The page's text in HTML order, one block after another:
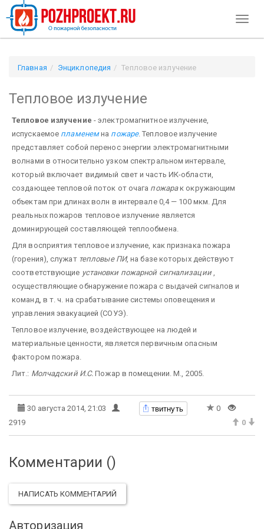
Главная Энциклопедия Тепловое излучение
Тепловое излучение
Тепловое излучение - электромагнитное излучение,
испускаемое пламенемна пожаре. Тепловое излучение
представляет собой перенос энергии электромагнитными
волнами в относительно узком спектральном интервале,
который включает видимый свет и часть ИК-области,
создающее тепловой поток от очага пожарак окружающим
объектам при длинах волн в интервале 0,4 — 100 мкм. Для
реальных пожаров тепловое излучение является
доминирующей составляющей теплообмена.
Для восприятия тепловое излучение, как признака пожара
(горения), служат тепловые ПИ, на базе которых действуют
соответствующие установки пожарной сигнализации,
осуществляющие обнаружение пожара с выдачей сигналов и
команд, в т. ч. на срабатывание системы оповещения и
управления эвакуацией (СОУЭ).
Тепловое излучение, воздействующее на людей и
материальные ценности, является первичным опасным
фактором пожара.
Лит.: Молчадский И.С. Пожар в помещении. М., 2005.
30 августа 2014, 21:03 твитнуть
0
2919
0
Комментарии ()
НАПИСАТЬ КОММЕНТАРИЙ
Авторизация